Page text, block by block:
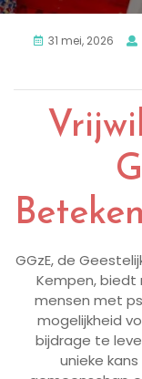
31 mei, 2026
GGzE, de
Kempen, biedt
mensen met
mogelijkheid
bijdrage te
unieke